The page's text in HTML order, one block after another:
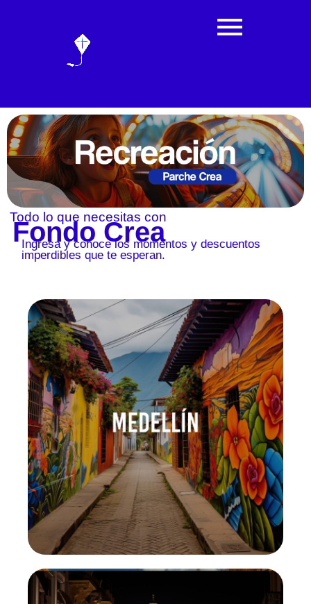
Todo lo que necesitas con
Fondo Crea
Ingresa y conoce los momentos y descuentos
imperdibles que te esperan.